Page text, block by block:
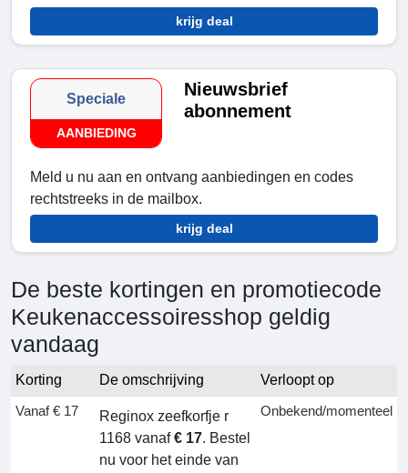
krijg deal
Speciale
AANBIEDING
Nieuwsbrief
abonnement
Meld u nu aan en ontvang aanbiedingen en codes
rechtstreeks in de mailbox.
krijg deal
De beste kortingen en promotiecode
Keukenaccessoiresshop geldig
vandaag
Korting De omschrijving
Verloopt op
Vanaf € 17
Reginox zeefkorfje r
1168 vanaf€ 17. Bestel
nu voor het einde van
Onbekend/momenteel